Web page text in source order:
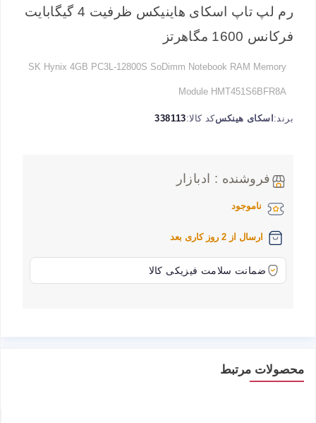
رم لپ تاپ اسکای هاینیکس ظرفیت 4 گیگابایت
فرکانس 1600 مگاهرتز
SK Hynix 4GB PC3L-12800S SoDimm Notebook RAM Memory
Module HMT451S6BFR8A
برند: اسکای هینکسکد کالا:338113
فروشنده : ادبازار
ناموجود
ارسال از 2 روز کاری بعد
ضمانت سلامت فیزیکی کالا
محصولات مرتبط